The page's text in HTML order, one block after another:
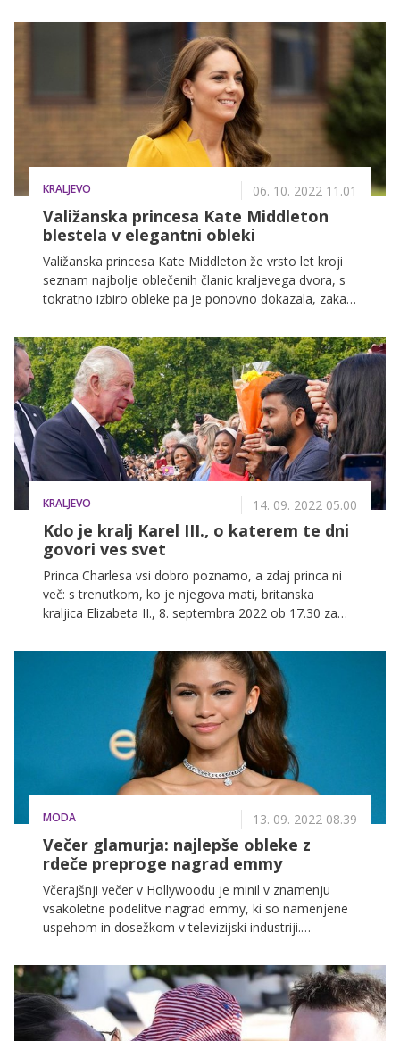
KRALJEVO 06. 10. 2022 11.01
Valižanska princesa Kate Middleton
blestela v elegantni obleki
Valižanska princesa Kate Middleton že vrsto let kroji
seznam najbolje oblečenih članic kraljevega dvora, s
tokratno izbiro obleke pa je ponovno dokazala, zakaj
KRALJEVO 14. 09. 2022 05.00
Kdo je kralj Karel III., o katerem te dni
govori ves svet
Princa Charlesa vsi dobro poznamo, a zdaj princa ni
več: s trenutkom, ko je njegova mati, britanska
kraljica Elizabeta II., 8. septembra 2022 ob 17.30 za
njegovo življenje v materini senci in ali je bil neuspeli
zakon s princeso Diano res edini škandal njegovega
MODA 13. 09. 2022 08.39
Večer glamurja: najlepše obleke z
rdeče preproge nagrad emmy
Včerajšnji večer v Hollywoodu je minil v znamenju
vsakoletne podelitve nagrad emmy, ki so namenjene
uspehom in dosežkom v televizijski industriji.
gledališču Microsoft Theatre v Los Angelesu, na rdeči
preprogi pa so se zbrale največje zvezde Hollywooda,
ki so nas navdušile z glamuroznimi večernimi
toaletami.